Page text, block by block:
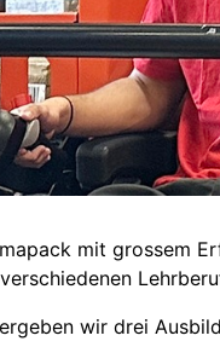
mit grossem
wir drei